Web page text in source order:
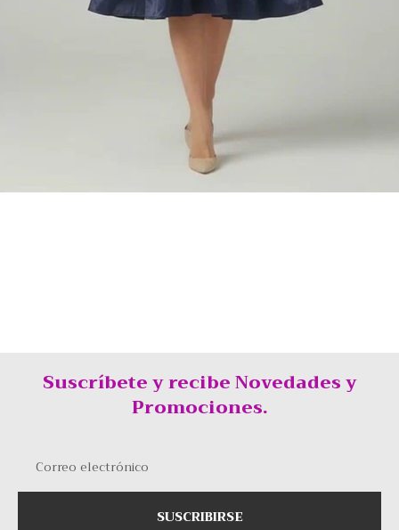
Suscríbete y recibe Novedades y
Promociones.
SUSCRIBIRSE